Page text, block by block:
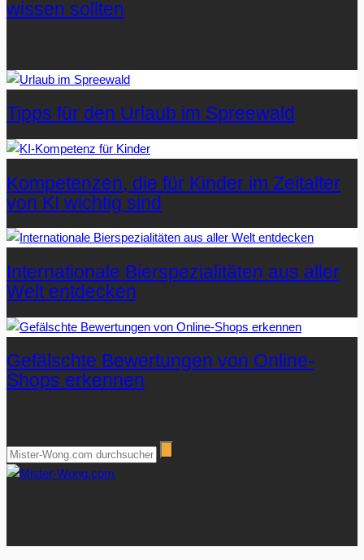
wissen sollten
Tipps für den Urlaub im Spreewald
Kompetenzen, die für Kinder im Zeitalter
von KI wichtig sind
Internationale Bierspezialitäten aus aller
Welt entdecken
Gefälschte Bewertungen von Online-
Shops erkennen